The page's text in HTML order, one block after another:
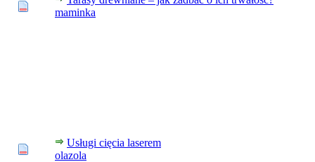
maminka
Usługi cięcia laserem
olazola